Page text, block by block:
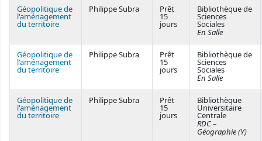
Géopolitique de
l'aménagement
du territoire
Philippe Subra Prêt
15
jours
Bibliothèque de
Sciences
Sociales
En Salle
Géopolitique de
l'aménagement
du territoire
Philippe Subra Prêt
15
jours
Bibliothèque de
Sciences
Sociales
En Salle
Géopolitique de
l'aménagement
du territoire
Philippe Subra Prêt
15
jours
Bibliothèque
Universitaire
Centrale
RDC –
Géographie (Y)